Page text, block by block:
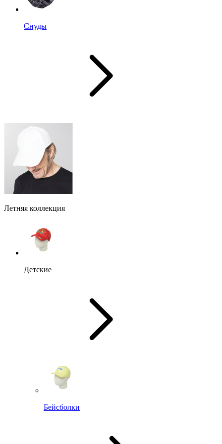
Снуды
Летняя коллекция
Детские
Бейсболки